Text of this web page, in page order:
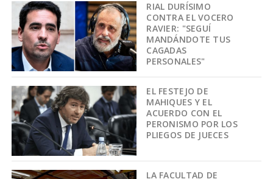
RIAL DURÍSIMO
CONTRA EL VOCERO
RAVIER: "SEGUÍ
MANDÁNDOTE TUS
CAGADAS
PERSONALES"
EL FESTEJO DE
MAHIQUES Y EL
ACUERDO CON EL
PERONISMO POR LOS
PLIEGOS DE JUECES
LA FACULTAD DE